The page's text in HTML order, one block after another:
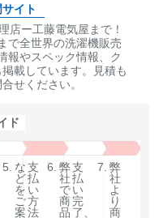
イト
店ー工藤電気屋まで！
で全世界の洗濯機販売
報やスペック情報、ク
載しています。見積も
せください。
ド
5. な
ど
を
ご
案
支
払
い
方
法
6. 弊
社
で
商
品
支
払
い
完
了、
7. 弊
社
よ
り
商